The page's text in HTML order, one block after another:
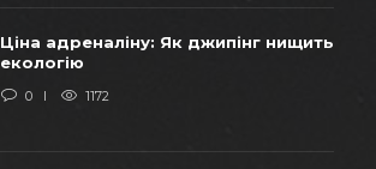
Ціна адреналіну: Як джипінг нищить
екологію
0 1172